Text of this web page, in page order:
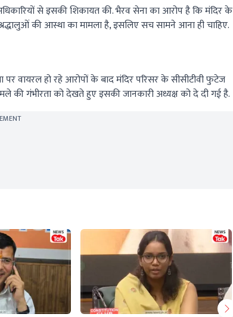
से इसकी शिकायत की. भैरव सेना का आरोप है कि मंदिर के
की आस्था का मामला है, इसलिए सच सामने आना ही चाहिए.
पर वायरल हो रहे आरोपों के बाद मंदिर परिसर के सीसीटीवी फुटेज
की गंभीरता को देखते हुए इसकी जानकारी अध्यक्ष को दे दी गई है.